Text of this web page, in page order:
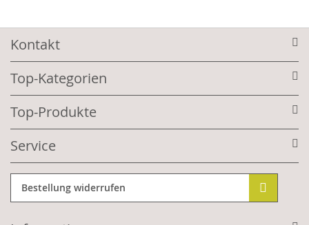
Kontakt
Top-Kategorien
Top-Produkte
Service
Bestellung widerrufen